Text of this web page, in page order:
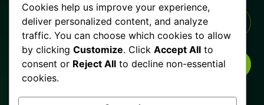
PRETPLATI SE
Cookies help us improve your experience,
deliver personalized content, and analyze
traffic. You can choose which cookies to allow
by clicking Customize. Click Accept All to
consent or Reject All to decline non-essential
cookies.